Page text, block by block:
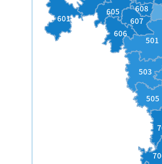
501
503
505
601
605
606
607
608